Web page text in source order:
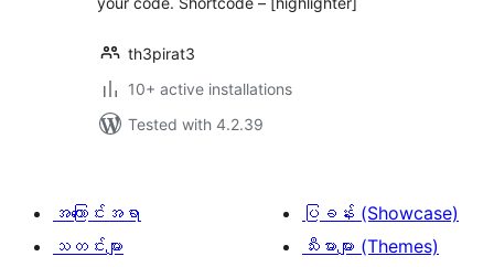
th3pirat3
10+ active installations
Tested with 4.2.39
အကြောင်းအရာ
သတင်းများ
ပြခန်း (Showcase)
သီးမားများ (Themes)